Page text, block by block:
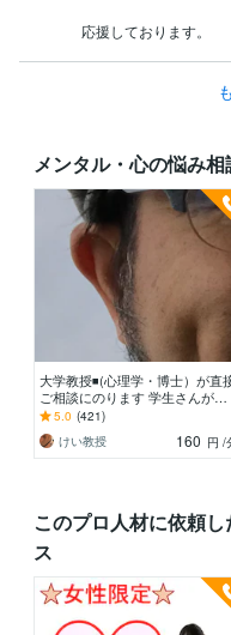
応援しております。
メンタル・心の悩み
大学教授◾️(心理学・博士）が直
ご相談にのります 学生さんが、
心理学の先生に恋愛相談するよう
なお気軽さでどうぞ
5.0 (421)
けい教授
160 円 /
このプロ人材に依頼
ス